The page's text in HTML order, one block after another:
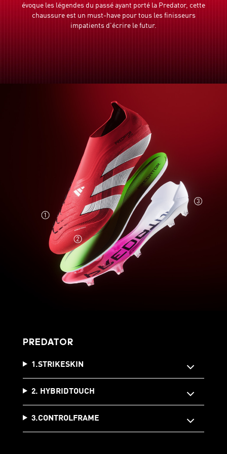
évoque les légendes du passé ayant porté la Predator, cette
chaussure est un must-have pour tous les finisseurs
impatients d'écrire le futur.
PREDATOR
1.STRIKESKIN
2. HYBRIDTOUCH
3.CONTROLFRAME